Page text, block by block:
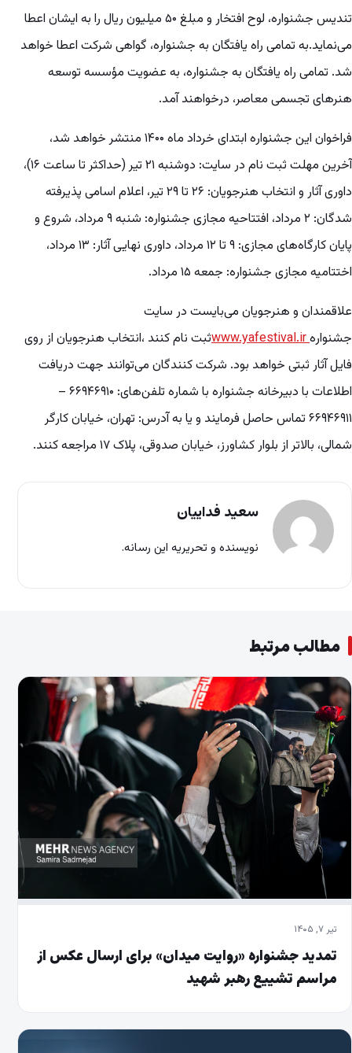
تندیس جشنواره، لوح افتخار و مبلغ ۵۰ میلیون ریال را به ایشان اعطا
می‌نماید.به تمامی راه یافتگان به جشنواره، گواهی شرکت اعطا خواهد
شد. تمامی راه یافتگان به جشنواره، به عضویت مؤسسه توسعه
هنرهای تجسمی معاصر، درخواهند آمد.
فراخوان این جشنواره ابتدای خرداد ماه ۱۴۰۰ منتشر خواهد شد،
آخرین مهلت ثبت نام در سایت: دوشنبه ۲۱ تیر (حداکثر تا ساعت ۱۶)،
داوری آثار و انتخاب هنرجویان: ۲۶ تا ۲۹ تیر، اعلام اسامی پذیرفته
شدگان: ۲ مرداد، افتتاحیه مجازی جشنواره: شنبه ۹ مرداد، شروع و
پایان کارگاه‌های مجازی: ۹ تا ۱۲ مرداد، داوری نهایی آثار: ۱۳ مرداد،
اختتامیه مجازی جشنواره: جمعه ۱۵ مرداد.
علاقمندان و هنرجویان می‌بایست در سایت
جشنوارهwww.yafestival.ir
ثبت نام کنند ،انتخاب هنرجویان از روی
فایل آثار ثبتی خواهد بود. شرکت کنندگان می‌توانند جهت دریافت
اطلاعات با دبیرخانه جشنواره با شماره تلفن‌های: ۶۶۹۴۶۹۱۰ –
۶۶۹۴۶۹۱۱ تماس حاصل فرمایند و یا به آدرس: تهران، خیابان کارگر
شمالی، بالاتر از بلوار کشاورز، خیابان صدوقی، پلاک ۱۷ مراجعه کنند.
سعید فداییان
نویسنده و تحریریه این رسانه.
مطالب مرتبط
تیر ۷, ۱۴۰۵
تمدید جشنواره «روایت میدان» برای ارسال عکس از
مراسم تشییع رهبر شهید